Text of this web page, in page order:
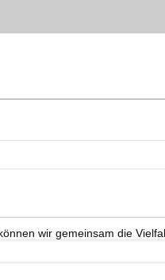
können wir gemeinsam die